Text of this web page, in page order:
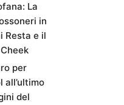
La
in
Resta e il
per
all’ultimo
del